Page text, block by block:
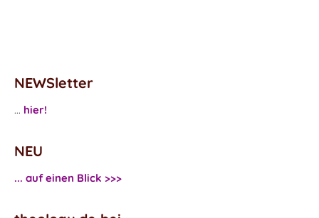
NEWSletter
... hier!
NEU
... auf einen Blick >>>